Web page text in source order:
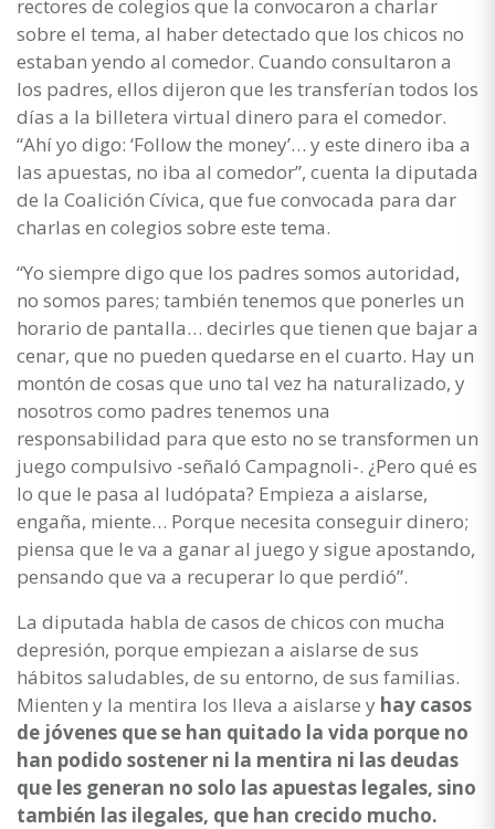
rectores de colegios que la convocaron a charlar
sobre el tema, al haber detectado que los chicos no
estaban yendo al comedor. Cuando consultaron a
los padres, ellos dijeron que les transferían todos los
días a la billetera virtual dinero para el comedor.
“Ahí yo digo: ‘Follow the money’… y este dinero iba a
las apuestas, no iba al comedor”, cuenta la diputada
de la Coalición Cívica, que fue convocada para dar
charlas en colegios sobre este tema.
“Yo siempre digo que los padres somos autoridad,
no somos pares; también tenemos que ponerles un
horario de pantalla… decirles que tienen que bajar a
cenar, que no pueden quedarse en el cuarto. Hay un
montón de cosas que uno tal vez ha naturalizado, y
nosotros como padres tenemos una
responsabilidad para que esto no se transformen un
juego compulsivo -señaló Campagnoli-. ¿Pero qué es
lo que le pasa al ludópata? Empieza a aislarse,
engaña, miente… Porque necesita conseguir dinero;
piensa que le va a ganar al juego y sigue apostando,
pensando que va a recuperar lo que perdió”.
La diputada habla de casos de chicos con mucha
depresión, porque empiezan a aislarse de sus
hábitos saludables, de su entorno, de sus familias.
Mienten y la mentira los lleva a aislarse y hay casos
de jóvenes que se han quitado la vida porque no
han podido sostener ni la mentira ni las deudas
que les generan no solo las apuestas legales, sino
también las ilegales, que han crecido mucho.